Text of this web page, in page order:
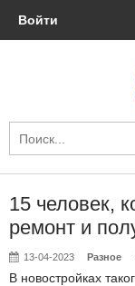
Войти
15 человек,
ремонт и
13-04-2023 Разное
В новостройках